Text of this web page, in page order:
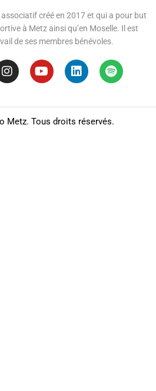
associatif créé en 2017 et qui a pour but
à Metz ainsi qu’en Moselle. Il est
de ses membres bénévoles.
Metz. Tous droits réservés.